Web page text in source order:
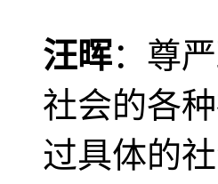
汪晖：尊
社会的各
过具体的